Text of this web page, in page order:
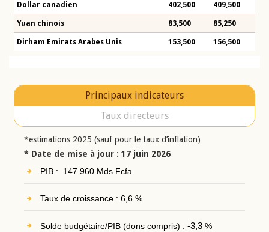
Dollar canadien 402,500 409,500
Yuan chinois 83,500 85,250
Dirham Emirats Arabes Unis 153,500 156,500
Principaux indicateurs
Taux directeurs
*estimations 2025 (sauf pour le taux d’inflation)
* Date de mise à jour : 17 juin 2026
PIB : 147 960 Mds Fcfa
Taux de croissance : 6,6 %
Solde budgétaire/PIB (dons compris) : -3,3%